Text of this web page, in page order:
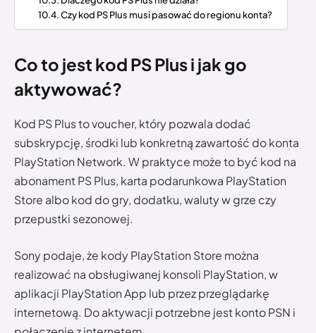
Czy kod PS Plus musi pasować do regionu konta?
Co to jest kod PS Plus i jak go
aktywować?
Kod PS Plus to voucher, który pozwala dodać
subskrypcję, środki lub konkretną zawartość do konta
PlayStation Network. W praktyce może to być kod na
abonament PS Plus, karta podarunkowa PlayStation
Store albo kod do gry, dodatku, waluty w grze czy
przepustki sezonowej.
Sony podaje, że kody PlayStation Store można
realizować na obsługiwanej konsoli PlayStation, w
aplikacji PlayStation App lub przez przeglądarkę
internetową. Do aktywacji potrzebne jest konto PSN i